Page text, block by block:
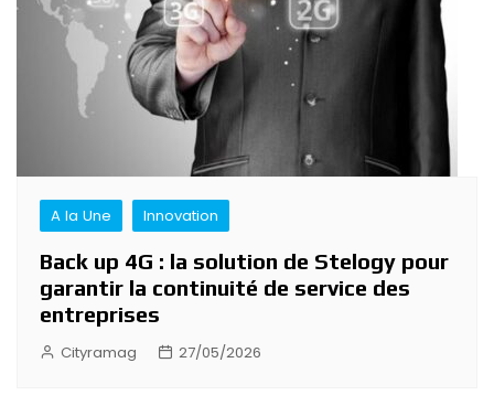
A la Une Innovation
Back up 4G : la solution de Stelogy pour
garantir la continuité de service des
entreprises
Cityramag 27/05/2026